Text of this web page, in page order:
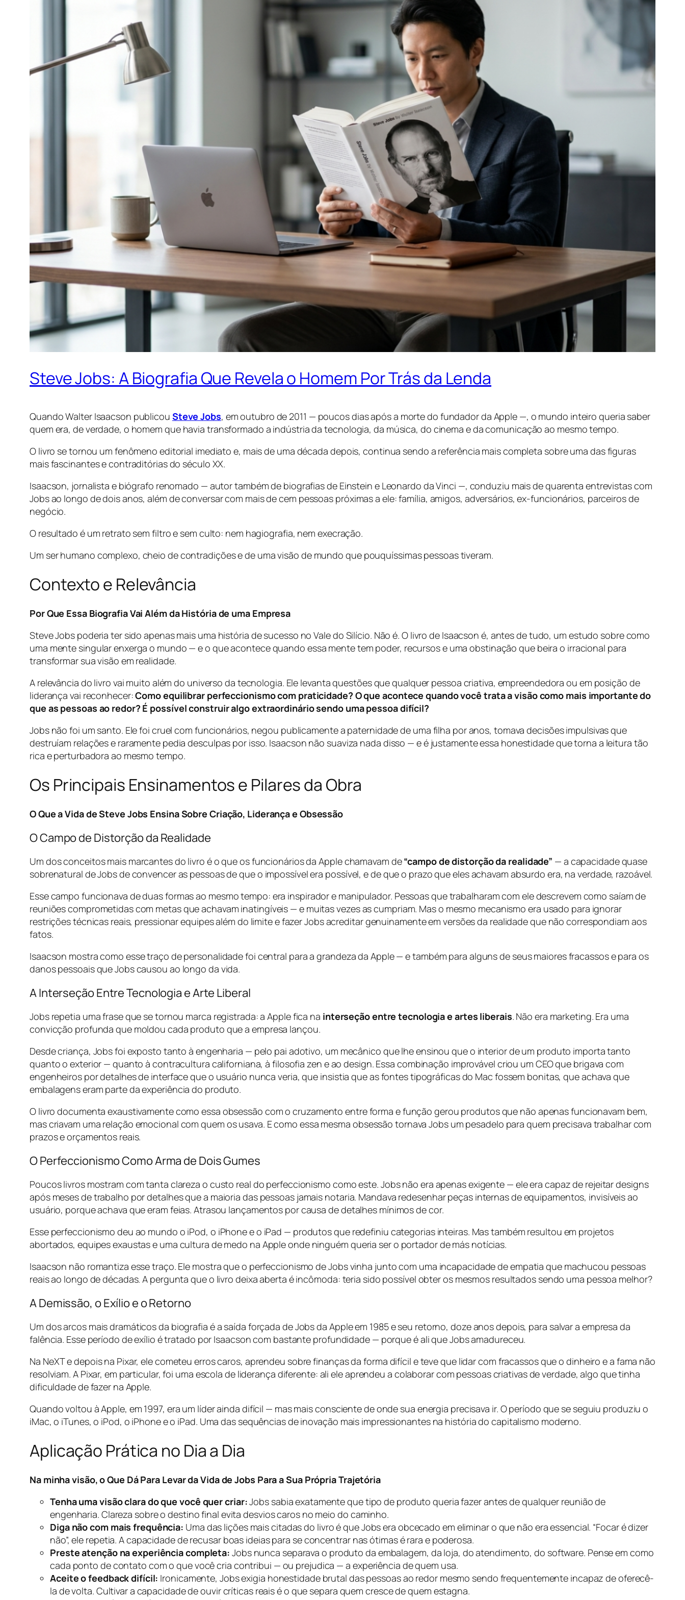
Steve Jobs: A Biografia Que Revela o Homem Por Trás da Lenda
Quando Walter Isaacson publicou Steve Jobs, em outubro de 2011 — poucos dias após a morte do fundador da Apple —, o mundo inteiro queria saber
quem era, de verdade, o homem que havia transformado a indústria da tecnologia, da música, do cinema e da comunicação ao mesmo tempo.
O livro se tornou um fenômeno editorial imediato e, mais de uma década depois, continua sendo a referência mais completa sobre uma das figuras
mais fascinantes e contraditórias do século XX.
Isaacson, jornalista e biógrafo renomado — autor também de biografias de Einstein e Leonardo da Vinci —, conduziu mais de quarenta entrevistas com
Jobs ao longo de dois anos, além de conversar com mais de cem pessoas próximas a ele: família, amigos, adversários, ex-funcionários, parceiros de
negócio.
O resultado é um retrato sem filtro e sem culto: nem hagiografia, nem execração.
Um ser humano complexo, cheio de contradições e de uma visão de mundo que pouquíssimas pessoas tiveram.
Contexto e Relevância
Por Que Essa Biografia Vai Além da História de uma Empresa
Steve Jobs poderia ter sido apenas mais uma história de sucesso no Vale do Silício. Não é. O livro de Isaacson é, antes de tudo, um estudo sobre como
uma mente singular enxerga o mundo — e o que acontece quando essa mente tem poder, recursos e uma obstinação que beira o irracional para
transformar sua visão em realidade.
A relevância do livro vai muito além do universo da tecnologia. Ele levanta questões que qualquer pessoa criativa, empreendedora ou em posição de
liderança vai reconhecer:Como equilibrar perfeccionismo com praticidade? O que acontece quando você trata a visão como mais importante do
que as pessoas ao redor? É possível construir algo extraordinário sendo uma pessoa difícil?
Jobs não foi um santo. Ele foi cruel com funcionários, negou publicamente a paternidade de uma filha por anos, tomava decisões impulsivas que
destruíam relações e raramente pedia desculpas por isso. Isaacson não suaviza nada disso — e é justamente essa honestidade que torna a leitura tão
rica e perturbadora ao mesmo tempo.
Os Principais Ensinamentos e Pilares da Obra
O Que a Vida de Steve Jobs Ensina Sobre Criação, Liderança e Obsessão
O Campo de Distorção da Realidade
Um dos conceitos mais marcantes do livro é o que os funcionários da Apple chamavam de“campo de distorção da realidade” — a capacidade quase
sobrenatural de Jobs de convencer as pessoas de que o impossível era possível, e de que o prazo que eles achavam absurdo era, na verdade, razoável.
Esse campo funcionava de duas formas ao mesmo tempo: era inspirador e manipulador. Pessoas que trabalharam com ele descrevem como saíam de
reuniões comprometidas com metas que achavam inatingíveis — e muitas vezes as cumpriam. Mas o mesmo mecanismo era usado para ignorar
restrições técnicas reais, pressionar equipes além do limite e fazer Jobs acreditar genuinamente em versões da realidade que não correspondiam aos
fatos.
Isaacson mostra como esse traço de personalidade foi central para a grandeza da Apple — e também para alguns de seus maiores fracassos e para os
danos pessoais que Jobs causou ao longo da vida.
A Interseção Entre Tecnologia e Arte Liberal
Jobs repetia uma frase que se tornou marca registrada: a Apple fica na interseção entre tecnologia e artes liberais. Não era marketing. Era uma
convicção profunda que moldou cada produto que a empresa lançou.
Desde criança, Jobs foi exposto tanto à engenharia — pelo pai adotivo, um mecânico que lhe ensinou que o interior de um produto importa tanto
quanto o exterior — quanto à contracultura californiana, à filosofia zen e ao design. Essa combinação improvável criou um CEO que brigava com
engenheiros por detalhes de interface que o usuário nunca veria, que insistia que as fontes tipográficas do Mac fossem bonitas, que achava que
embalagens eram parte da experiência do produto.
O livro documenta exaustivamente como essa obsessão com o cruzamento entre forma e função gerou produtos que não apenas funcionavam bem,
mas criavam uma relação emocional com quem os usava. E como essa mesma obsessão tornava Jobs um pesadelo para quem precisava trabalhar com
prazos e orçamentos reais.
O Perfeccionismo Como Arma de Dois Gumes
Poucos livros mostram com tanta clareza o custo real do perfeccionismo como este. Jobs não era apenas exigente — ele era capaz de rejeitar designs
após meses de trabalho por detalhes que a maioria das pessoas jamais notaria. Mandava redesenhar peças internas de equipamentos, invisíveis ao
usuário, porque achava que eram feias. Atrasou lançamentos por causa de detalhes mínimos de cor.
Esse perfeccionismo deu ao mundo o iPod, o iPhone e o iPad — produtos que redefiniu categorias inteiras. Mas também resultou em projetos
abortados, equipes exaustas e uma cultura de medo na Apple onde ninguém queria ser o portador de más notícias.
Isaacson não romantiza esse traço. Ele mostra que o perfeccionismo de Jobs vinha junto com uma incapacidade de empatia que machucou pessoas
reais ao longo de décadas. A pergunta que o livro deixa aberta é incômoda: teria sido possível obter os mesmos resultados sendo uma pessoa melhor?
A Demissão, o Exílio e o Retorno
Um dos arcos mais dramáticos da biografia é a saída forçada de Jobs da Apple em 1985 e seu retorno, doze anos depois, para salvar a empresa da
falência. Esse período de exílio é tratado por Isaacson com bastante profundidade — porque é ali que Jobs amadureceu.
Na NeXT e depois na Pixar, ele cometeu erros caros, aprendeu sobre finanças da forma difícil e teve que lidar com fracassos que o dinheiro e a fama não
resolviam. A Pixar, em particular, foi uma escola de liderança diferente: ali ele aprendeu a colaborar com pessoas criativas de verdade, algo que tinha
dificuldade de fazer na Apple.
Quando voltou à Apple, em 1997, era um líder ainda difícil — mas mais consciente de onde sua energia precisava ir. O período que se seguiu produziu o
iMac, o iTunes, o iPod, o iPhone e o iPad. Uma das sequências de inovação mais impressionantes na história do capitalismo moderno.
Aplicação Prática no Dia a Dia
Na minha visão, o Que Dá Para Levar da Vida de Jobs Para a Sua Própria Trajetória
Tenha uma visão clara do que você quer criar:Jobs sabia exatamente que tipo de produto queria fazer antes de qualquer reunião de
engenharia. Clareza sobre o destino final evita desvios caros no meio do caminho.
Diga não com mais frequência: Uma das lições mais citadas do livro é que Jobs era obcecado em eliminar o que não era essencial. “Focar é dizer
não”, ele repetia. A capacidade de recusar boas ideias para se concentrar nas ótimas é rara e poderosa.
Preste atenção na experiência completa: Jobs nunca separava o produto da embalagem, da loja, do atendimento, do software. Pense em como
cada ponto de contato com o que você cria contribui — ou prejudica — a experiência de quem usa.
Aceite o feedback difícil: Ironicamente, Jobs exigia honestidade brutal das pessoas ao redor mesmo sendo frequentemente incapaz de oferecê-
la de volta. Cultivar a capacidade de ouvir críticas reais é o que separa quem cresce de quem estagna.